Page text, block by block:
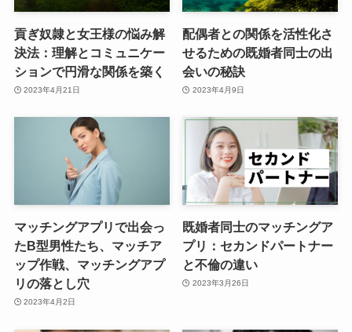
貢ぎ奴隷と女王様の悩み解
決法：理解とコミュニケー
ションで円滑な関係を築く
2023年4月21日
配偶者との関係を活性化さ
せるための既婚者同士の出
会いの秘訣
2023年4月9日
マッチングアプリで出会っ
たB型男性たち、マッチア
ップ作戦、マッチングアプ
リの落とし穴
2023年4月2日
既婚者同士のマッチングア
プリ：セカンドパートナー
と不倫の違い
2023年3月26日